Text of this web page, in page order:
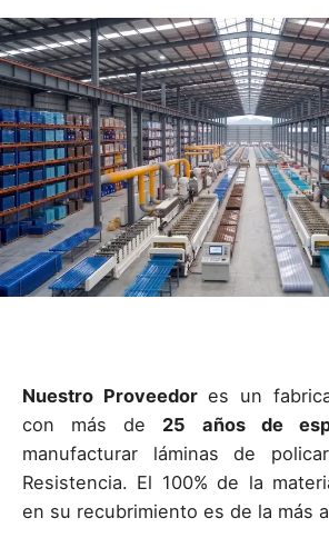
Nuestro Proveedores un
con más de 25 años de
manufacturar láminas de
Resistencia. El 100% de la
en su recubrimiento es de la más